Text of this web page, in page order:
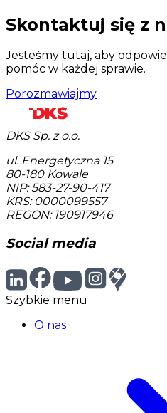
Skontaktuj się z
Jesteśmy tutaj, aby
pomóc w każdej sprawie.
Porozmawiajmy
DKS Sp. z o.o.
ul. Energetyczna 15
80-180 Kowale
NIP: 583-27-90-417
KRS: 0000099557
REGON: 190917946
Social media
Szybkie menu
O nas